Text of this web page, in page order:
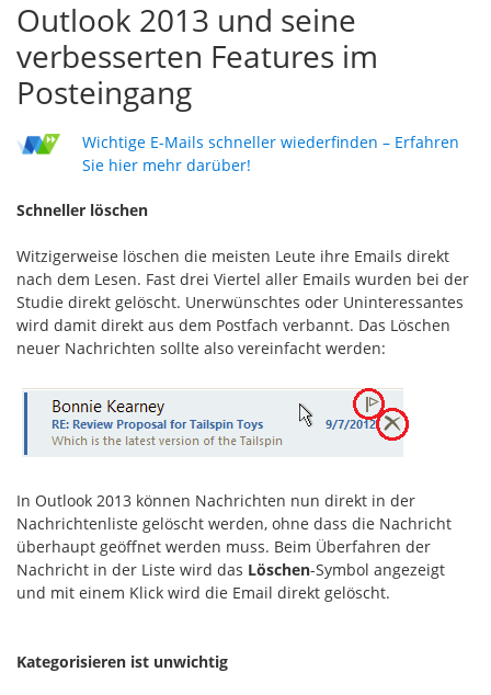
Outlook 2013 und seine
verbesserten Features im
Posteingang
Wichtige E-Mails schneller wiederfinden – Erfahren
Sie hier mehr darüber!
Schneller löschen
Witzigerweise löschen die meisten Leute ihre Emails direkt
nach dem Lesen. Fast drei Viertel aller Emails wurden bei der
Studie direkt gelöscht. Unerwünschtes oder Uninteressantes
wird damit direkt aus dem Postfach verbannt. Das Löschen
neuer Nachrichten sollte also vereinfacht werden:
In Outlook 2013 können Nachrichten nun direkt in der
Nachrichtenliste gelöscht werden, ohne dass die Nachricht
überhaupt geöffnet werden muss. Beim Überfahren der
Nachricht in der Liste wird das Löschen-Symbol angezeigt
und mit einem Klick wird die Email direkt gelöscht.
Kategorisieren ist unwichtig